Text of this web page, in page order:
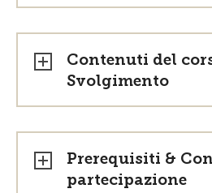
Contenuti del
Svolgimento
Prerequisiti &
partecipazione